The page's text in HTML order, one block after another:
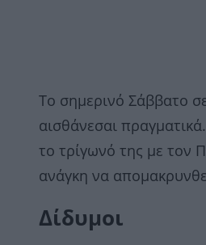
Το σημερινό Σάββατο
αισθάνεσαι
το τρίγωνό της με τον
ανάγκη να
Δίδυμοι